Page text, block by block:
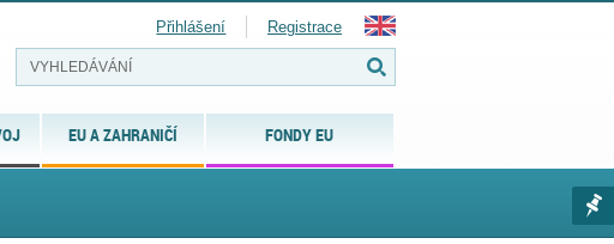
EU A ZAHRANIČÍ FONDY EU
Přihlášení Registrace